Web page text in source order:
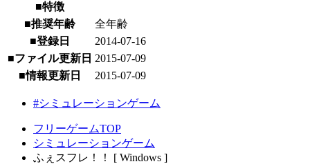
■特徴
■推奨年齢
全年齢
■登録日
2014-07-16
■ファイル更新日 2015-07-09
■情報更新日
2015-07-09
#シミュレーションゲーム
フリーゲームTOP
シミュレーションゲーム
ふぇスフレ！！ [ Windows ]